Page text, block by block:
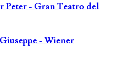
Peter - Gran Teatro del
- Wiener